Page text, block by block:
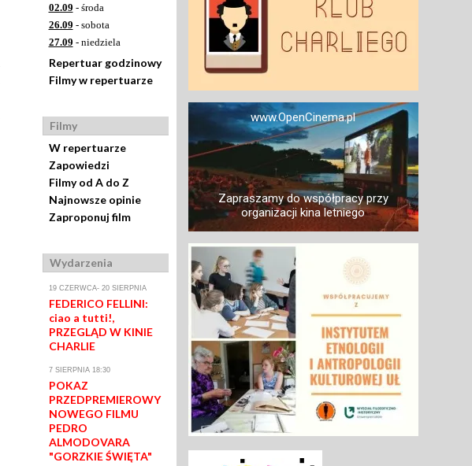
02.09 - środa
26.09 - sobota
27.09 - niedziela
Repertuar godzinowy
Filmy w repertuarze
Filmy
W repertuarze
Zapowiedzi
Filmy od A do Z
Najnowsze opinie
Zaproponuj film
Wydarzenia
19 CZERWCA- 20 SIERPNIA
FEDERICO FELLINI:
ciao a tutti!,
PRZEGLĄD W KINIE
CHARLIE
7 SIERPNIA 18:30
POKAZ
PRZEDPREMIEROWY
NOWEGO FILMU
PEDRO
ALMODOVARA
"GORZKIE ŚWIĘTA"
www.OpenCinema.pl
Zapraszamy do współpracy przy
organizacji kina letniego